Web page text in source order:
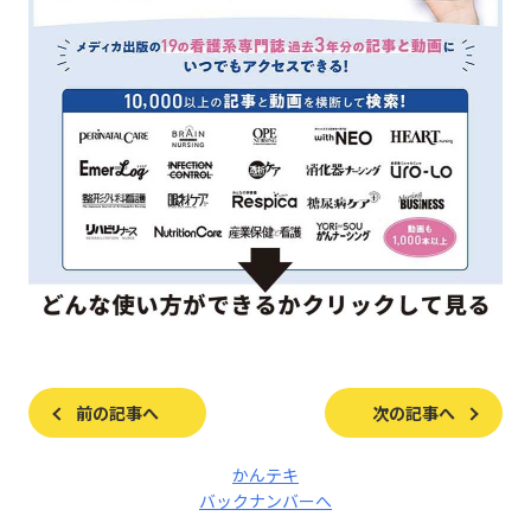
前の記事へ 次の記事へ
かんテキ
バックナンバーへ